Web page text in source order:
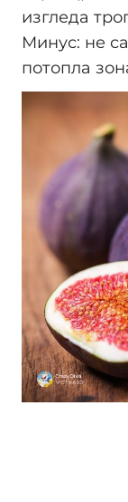
изгледа
Минус: не
потопла